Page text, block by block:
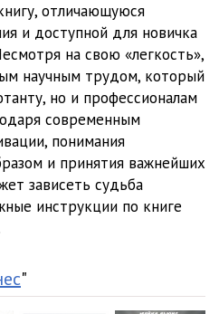
навязывает долги
может инициировать
07:42
05:04
восприятия и тайна Уотергейта
это, и будь ты проклят,
отличающуюся
и доступной для новичка
на свою «легкость»,
научным трудом, который
но и профессионалам
современным
понимания
и принятия важнейших
зависеть судьба
инструкции по книге
"